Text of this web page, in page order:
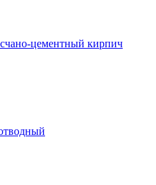
цементный кирпич